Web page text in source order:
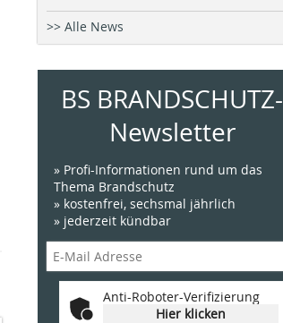
>> Alle News
BS BRANDSCHUTZ-
Newsletter
» Profi-Informationen rund um das
Thema Brandschutz
» kostenfrei, sechsmal jährlich
» jederzeit kündbar
Anti-Roboter-Verifizierung
Hier klicken